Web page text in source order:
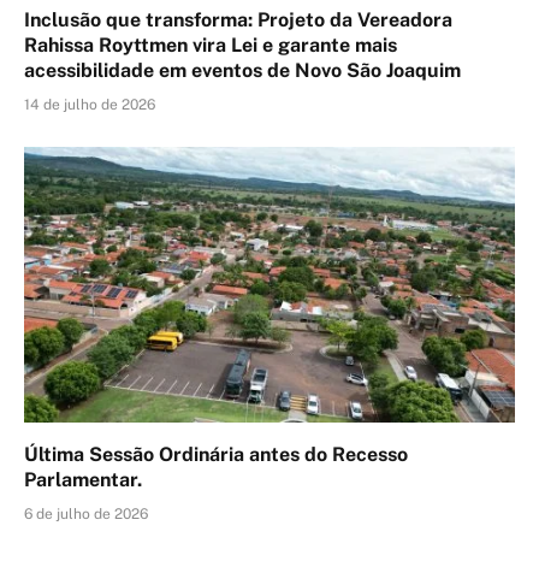
Inclusão que transforma: Projeto da Vereadora
Rahissa Royttmen vira Lei e garante mais
acessibilidade em eventos de Novo São Joaquim
14 de julho de 2026
Última Sessão Ordinária antes do Recesso
Parlamentar.
6 de julho de 2026